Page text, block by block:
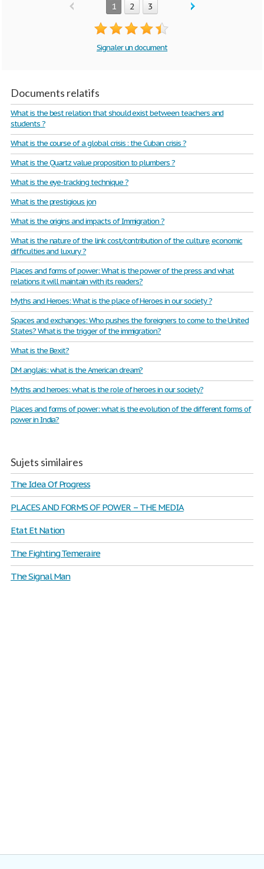
1 2 3
Signaler un document
Documents relatifs
What is the best relation that should exist between teachers and
students ?
What is the course of a global crisis : the Cuban crisis ?
What is the Quartz value proposition to plumbers ?
What is the eye-tracking technique ?
What is the prestigious jon
What is the origins and impacts of Immigration ?
What is the nature of the link cost/contribution of the culture, economic
difficulties and luxury ?
Places and forms of power: What is the power of the press and what
relations it will maintain with its readers?
Myths and Heroes: What is the place of Heroes in our society ?
Spaces and exchanges: Who pushes the foreigners to come to the United
States? What is the trigger of the immigration?
What is the Bexit?
DM anglais: what is the American dream?
Myths and heroes: what is the role of heroes in our society?
Places and forms of power: what is the evolution of the different forms of
power in India?
Sujets similaires
The Idea Of Progress
PLACES AND FORMS OF POWER – THE MEDIA
Etat Et Nation
The Fighting Temeraire
The Signal Man